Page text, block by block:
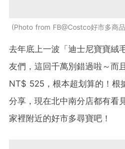
Photo from FB@Costco好市多商
去年底上一波「迪士尼寶寶絨
友們，這回千萬別錯過啦～而
NT$ 525，根本超划算的！根
分享，現在北中南分店都有看
家裡附近的好市多尋寶吧！